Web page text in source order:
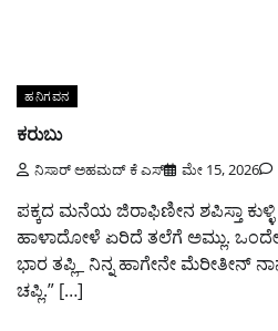
ಹನಿಗವನ
ಕರುಬು
ನಿಸಾರ್ ಅಹಮದ್ ಕೆ ಎಸ್ ಮೇ 15, 2026
ಪಕ್ಕದ ಮನೆಯ ಜಿರಾಫಿಣೀನ ಶಪಿಸ್ತಾ ಕುಳ್ಳಿ
ಹಾಳಾದೋಳೆ ಏರಿದೆ ತಲೆಗೆ ಅಮ್ಲು. ಒಂದೇ
ಭಾರ ತಪ್ಲಿ_ ನಿನ್ನ ಹಾಗೇನೇ ಮೆರೀತೀನ್
ಚಪ್ಲಿ.” […]